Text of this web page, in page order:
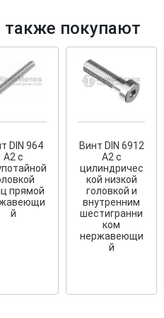
Cкрытый крепеж
Крепление террас и
и фасадов.
покупают
DIN 964
А2 с
прямой
й
Винт DIN 6912
А2 с
цилиндричес
кой низкой
головкой и
внутренним
шестигранни
ком
нержавеющи
й